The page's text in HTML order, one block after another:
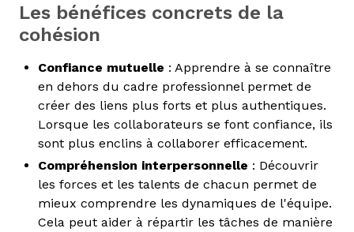
Les bénéfices concrets de la
cohésion
Confiance mutuelle : Apprendre à se connaître
en dehors du cadre professionnel permet de
créer des liens plus forts et plus authentiques.
Lorsque les collaborateurs se font confiance, ils
sont plus enclins à collaborer efficacement.
Compréhension interpersonnelle : Découvrir
les forces et les talents de chacun permet de
mieux comprendre les dynamiques de l'équipe.
Cela peut aider à répartir les tâches de manière